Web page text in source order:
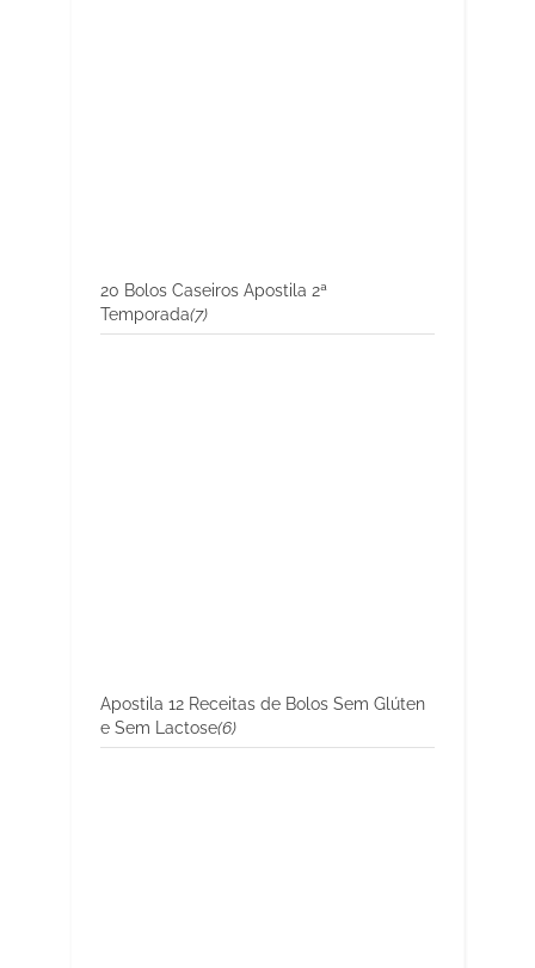
20 Bolos Caseiros Apostila 2ª
Temporada(7)
Apostila 12 Receitas de Bolos Sem Glúten
e Sem Lactose(6)